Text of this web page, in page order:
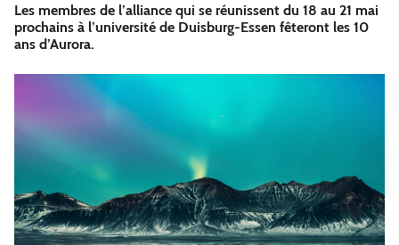
Les membres de l’alliance qui se réunissent du 18 au 21 mai
prochains à l’université de Duisburg-Essen fêteront les 10
ans d’Aurora.